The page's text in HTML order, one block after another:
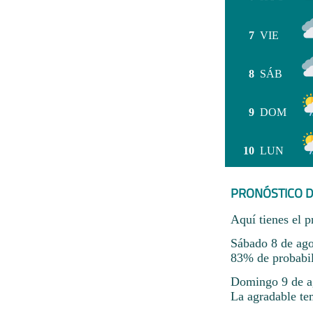
7 VIE
8 SÁB
9 DOM
10 LUN
PRONÓSTICO
Aquí tienes el
Sábado 8 de
83% de
Domingo 9 de
La agradable